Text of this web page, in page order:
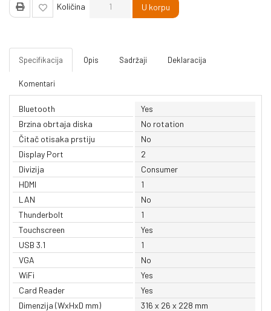
Količina U korpu
Specifikacija Opis Sadržaji Deklaracija
Komentari
Bluetooth
Yes
Brzina obrtaja diska
No rotation
Čitač otisaka prstiju
No
Display Port
2
Divizija
Consumer
HDMI
1
LAN
No
Thunderbolt
1
Touchscreen
Yes
USB 3.1
1
VGA
No
WiFi
Yes
Card Reader
Yes
Dimenzija (WxHxD mm)
316 x 26 x 228 mm